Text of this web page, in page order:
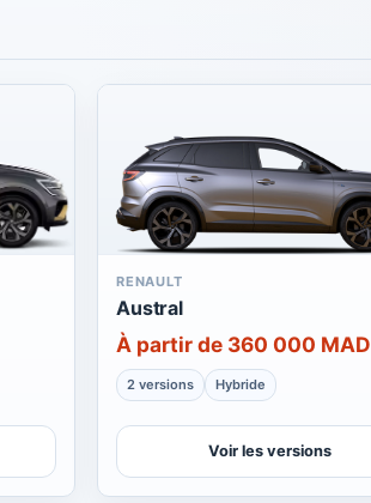
RENAULT
Austral
À partir de 360 000 MAD
2 versions Hybride
Voir les versions